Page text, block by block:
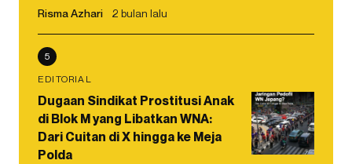
Risma Azhari 2 bulan lalu
5
EDITORIAL
Dugaan Sindikat Prostitusi Anak
di Blok M yang Libatkan WNA:
Dari Cuitan di X hingga ke Meja
Polda